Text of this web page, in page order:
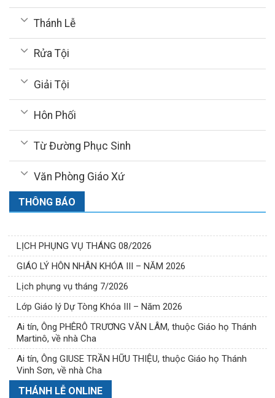
Thánh Lễ
Rửa Tội
Giải Tội
Hôn Phối
Từ Đường Phục Sinh
Văn Phòng Giáo Xứ
THÔNG BÁO
LỊCH PHỤNG VỤ THÁNG 08/2026
GIÁO LÝ HÔN NHÂN KHÓA III – NĂM 2026
Lịch phụng vụ tháng 7/2026
Lớp Giáo lý Dự Tòng Khóa III – Năm 2026
Ai tín, Ông PHÊRÔ TRƯƠNG VĂN LÂM, thuộc Giáo họ Thánh
Martinô, về nhà Cha
Ai tín, Ông GIUSE TRẦN HỮU THIỆU, thuộc Giáo họ Thánh
Vinh Sơn, về nhà Cha
THÁNH LỄ ONLINE